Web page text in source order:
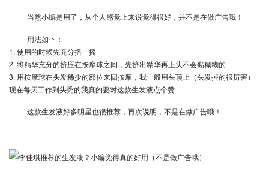
当然小编是用了，从个人感觉上来说觉得很好，并不是在做广告哦！
用法如下：
1. 使用的时候先充分摇一摇
2. 将精华充分的挤压在按摩球之间，先挤出精华再上头不会黏糊糊的
3. 用按摩球在头发稀少的部位来回按摩，我一般用头顶上（头发掉的很厉害）
现在每天工作到头秃的我真的要对这款生发液点个赞
这款生发液好多明星也很推荐，再次说明，不是在做广告哦！